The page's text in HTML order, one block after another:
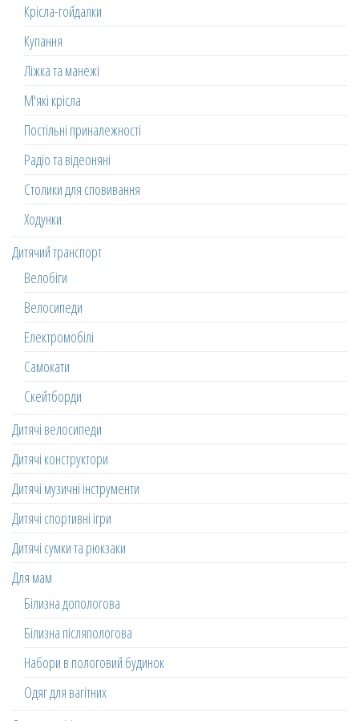
Крісла-гойдалки
Купання
Ліжка та манежі
М'які крісла
Постільні приналежності
Радіо та відеоняні
Столики для сповивання
Ходунки
Дитячий транспорт
Велобіги
Велосипеди
Електромобілі
Самокати
Скейтборди
Дитячі велосипеди
Дитячі конструктори
Дитячі музичні інструменти
Дитячі спортивні ігри
Дитячі сумки та рюкзаки
Для мам
Білизна допологова
Білизна післяпологова
Набори в пологовий будинок
Одяг для вагітних